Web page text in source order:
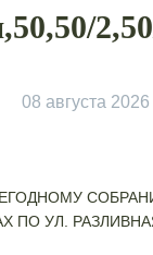
08 августа 2026
УЛ.